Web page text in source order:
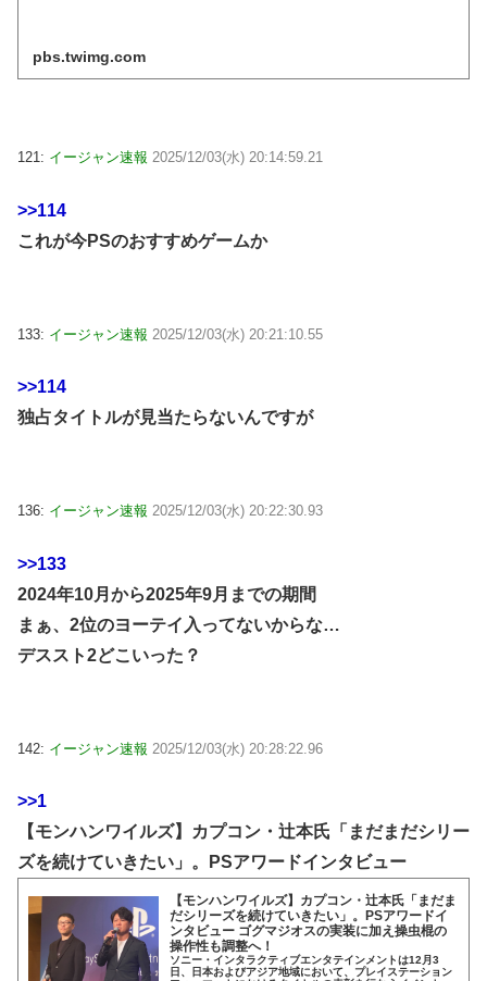
pbs.twimg.com
121: イージャン速報 2025/12/03(水) 20:14:59.21
>>114
これが今PSのおすすめゲームか
133: イージャン速報 2025/12/03(水) 20:21:10.55
>>114
独占タイトルが見当たらないんですが
136: イージャン速報 2025/12/03(水) 20:22:30.93
>>133
2024年10月から2025年9月までの期間
まぁ、2位のヨーテイ入ってないからな…
デススト2どこいった？
142: イージャン速報 2025/12/03(水) 20:28:22.96
>>1
【モンハンワイルズ】カプコン・辻本氏「まだまだシリー
ズを続けていきたい」。PSアワードインタビュー
【モンハンワイルズ】カプコン・辻本氏「まだま
だシリーズを続けていきたい」。PSアワードイ
ンタビュー ゴグマジオスの実装に加え操虫棍の
操作性も調整へ！
ソニー・インタラクティブエンタテインメントは12月3
日、日本およびアジア地域において、プレイステーション